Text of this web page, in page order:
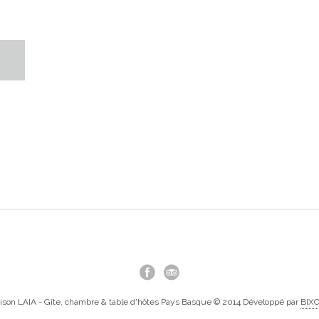
LAIA - Gîte, chambre & table d'hôtes Pays Basque © 2014 Développé par